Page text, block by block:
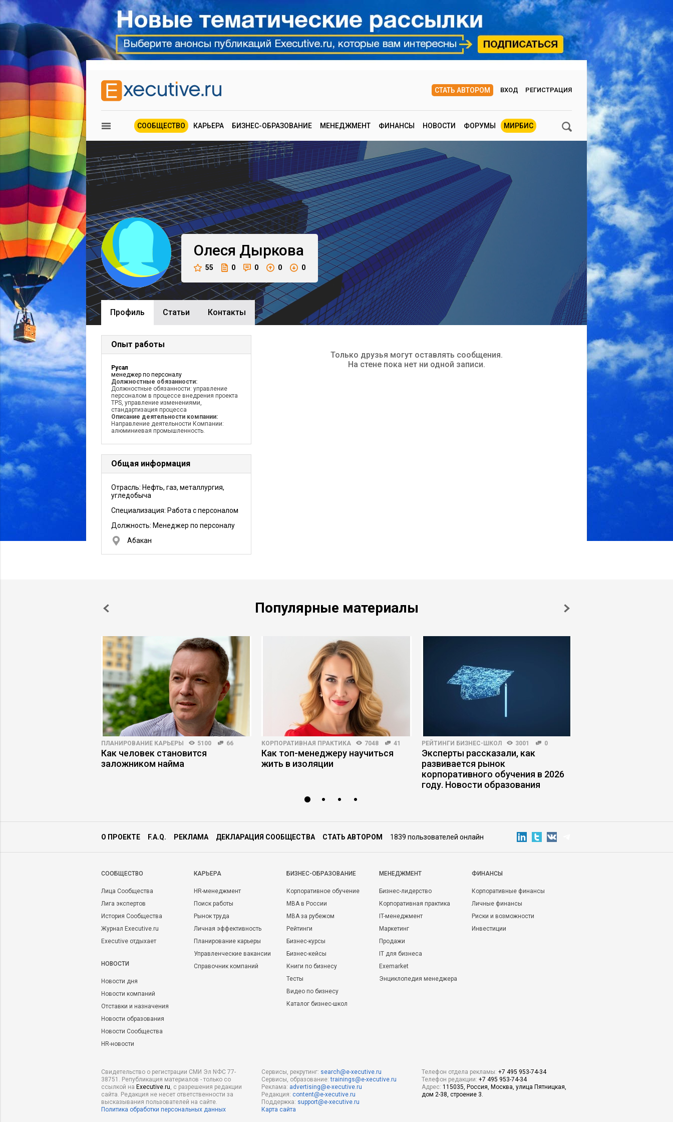
СТАТЬ АВТОРОМ ВХОД РЕГИСТРАЦИЯ
СООБЩЕСТВО КАРЬЕРА БИЗНЕС-ОБРАЗОВАНИЕ МЕНЕДЖМЕНТ ФИНАНСЫ НОВОСТИ ФОРУМЫ МИРБИС
Олеся Дыркова
55 0 0 0 0
Профиль Cтатьи Контакты
Опыт работы
Русал
менеджер по персоналу
Должностные обязанности:
Должностные обязанности: управление
персоналом в процессе внедрения проекта
TPS, управление изменениями,
стандартизация процесса
Описание деятельности компании:
Направление деятельности Компании:
алюминиевая промышленность.
Общая информация
Отрасль: Нефть, газ, металлургия,
угледобыча
Специализация: Работа с персоналом
Должность: Менеджер по персоналу
Абакан
Только друзья могут оставлять сообщения.
На стене пока нет ни одной записи.
Популярные материалы
ПЛАНИРОВАНИЕ КАРЬЕРЫ 5100 66
Как человек становится
заложником найма
КОРПОРАТИВНАЯ ПРАКТИКА 7048 41
Как топ-менеджеру научиться
жить в изоляции
РЕЙТИНГИ БИЗНЕС-ШКОЛ 3001 0
Эксперты рассказали, как
развивается рынок
корпоративного обучения в 2026
году. Новости образования
О ПРОЕКТЕ F.A.Q. РЕКЛАМА ДЕКЛАРАЦИЯ СООБЩЕСТВА СТАТЬ АВТОРОМ 1839 пользователей онлайн
CООБЩЕСТВО
Лица Сообщества
Лига экспертов
История Сообщества
Журнал Executive.ru
Executive отдыхает
НОВОСТИ
Новости дня
Новости компаний
Отставки и назначения
Новости образования
Новости Сообщества
HR-новости
КАРЬЕРА
HR-менеджмент
Поиск работы
Рынок труда
Личная эффективность
Планирование карьеры
Управленческие вакансии
Справочник компаний
БИЗНЕС-ОБРАЗОВАНИЕ
Корпоративное обучение
MBA в России
MBA за рубежом
Рейтинги
Бизнес-курсы
Бизнес-кейсы
Книги по бизнесу
Тесты
Видео по бизнесу
Каталог бизнес-школ
МЕНЕДЖМЕНТ
Бизнес-лидерство
Корпоративная практика
IT-менеджмент
Маркетинг
Продажи
IT для бизнеса
Exemarket
Энциклопедия менеджера
ФИНАНСЫ
Корпоративные финансы
Личные финансы
Риски и возможности
Инвестиции
Свидетельство о регистрации СМИ Эл NФС 77-
38751. Републикация материалов - только со
ссылкой на Executive.ru, с разрешения редакции
сайта. Редакция не несет ответственности за
высказывания пользователей на сайте.
Политика обработки персональных данных
Сервисы, рекрутинг: search@e-xecutive.ru
Сервисы, образование:trainings@e-xecutive.ru
Реклама: advertising@e-xecutive.ru
Редакция: content@e-xecutive.ru
Поддержка: support@e-xecutive.ru
Карта сайта
Телефон отдела рекламы: +7 495 953-74-34
Телефон редакции: +7 495 953-74-34
Адрес: 115035, Россия, Москва, улица Пятницкая,
дом 2-38, строение 3.